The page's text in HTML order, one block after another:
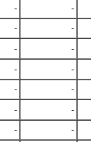
-
-
-
-
-
-
-
-
-
-
-
-
-
-